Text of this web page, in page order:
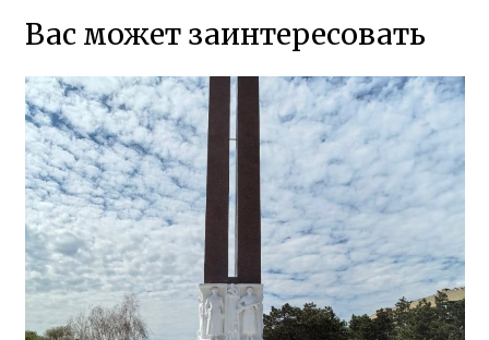
Вас может заинтересовать